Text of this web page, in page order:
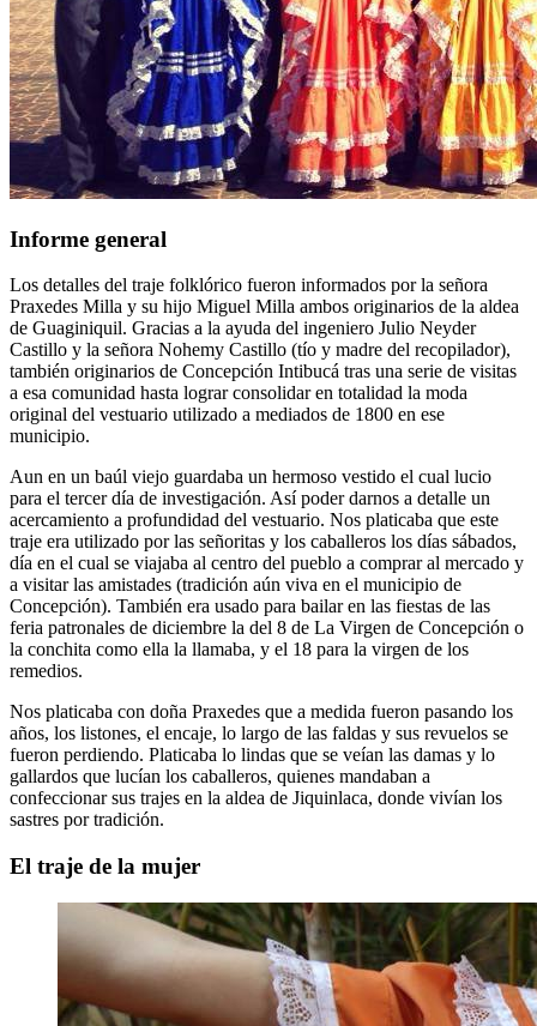
Informe general
Los detalles del traje folklórico fueron informados por la señora
Praxedes Milla y su hijo Miguel Milla ambos originarios de la aldea
de Guaginiquil. Gracias a la ayuda del ingeniero Julio Neyder
Castillo y la señora Nohemy Castillo (tío y madre del recopilador),
también originarios de Concepción Intibucá tras una serie de visitas
a esa comunidad hasta lograr consolidar en totalidad la moda
original del vestuario utilizado a mediados de 1800 en ese
municipio.
Aun en un baúl viejo guardaba un hermoso vestido el cual lucio
para el tercer día de investigación. Así poder darnos a detalle un
acercamiento a profundidad del vestuario. Nos platicaba que este
traje era utilizado por las señoritas y los caballeros los días sábados,
día en el cual se viajaba al centro del pueblo a comprar al mercado y
a visitar las amistades (tradición aún viva en el municipio de
Concepción). También era usado para bailar en las fiestas de las
feria patronales de diciembre la del 8 de La Virgen de Concepción o
la conchita como ella la llamaba, y el 18 para la virgen de los
remedios.
Nos platicaba con doña Praxedes que a medida fueron pasando los
años, los listones, el encaje, lo largo de las faldas y sus revuelos se
fueron perdiendo. Platicaba lo lindas que se veían las damas y lo
gallardos que lucían los caballeros, quienes mandaban a
confeccionar sus trajes en la aldea de Jiquinlaca, donde vivían los
sastres por tradición.
El traje de la mujer